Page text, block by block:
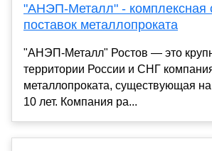
"АНЭП-Металл" - комплексная
поставок металлопроката
"АНЭП-Металл" Ростов — это
территории России и СНГ
металлопроката, существующая
10 лет. Компания ра...